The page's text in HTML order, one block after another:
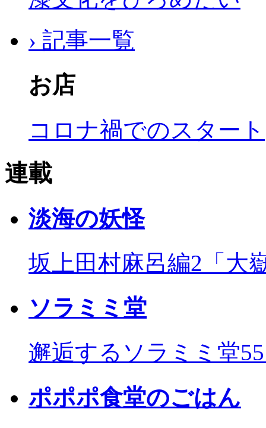
› 記事一覧
お店
コロナ禍でのスタート
連載
淡海の妖怪
坂上田村麻呂編2「大
ソラミミ堂
邂逅するソラミミ堂
ポポポ食堂のごはん